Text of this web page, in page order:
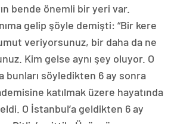
bende önemli bir yeri var.
gelip şöyle demişti: “Bir kere
veriyorsunuz, bir daha da ne
Kim gelse aynı şey oluyor. O
bunları söyledikten 6 ay sonra
katılmak üzere hayatında
O İstanbul’a geldikten 6 ay